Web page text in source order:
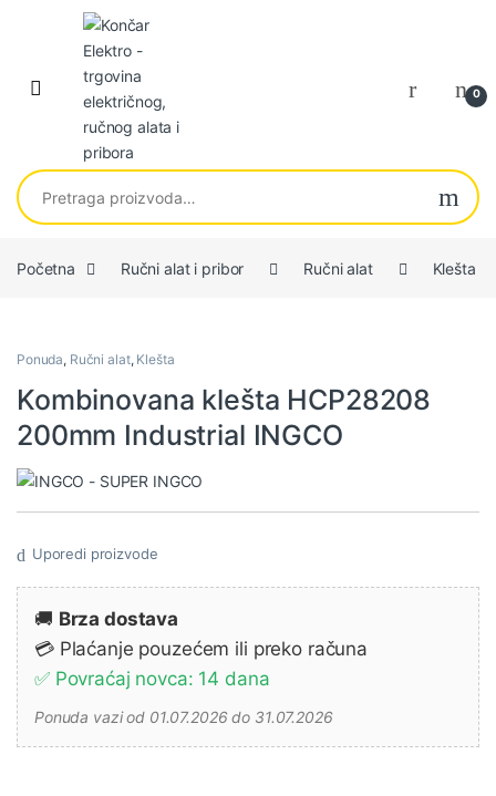
Skip to navigation
Skip to content
0
Pretraga za:
Početna Ručni alat i pribor Ručni alat Klešta
Ponuda, Ručni alat, Klešta
Kombinovana klešta HCP28208
200mm Industrial INGCO
Uporedi proizvode
🚚 Brza dostava
💳 Plaćanje pouzećem ili preko računa
✅ Povraćaj novca: 14 dana
Ponuda vazi od 01.07.2026 do 31.07.2026